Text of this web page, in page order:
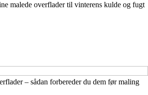
malede overflader til vinterens kulde og fugt
– sådan forbereder du dem før maling